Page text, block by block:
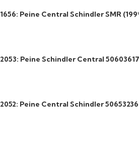
1656: Peine Central Schindler SMR
2053: Peine Schindler Central
2052: Peine Central Schindler